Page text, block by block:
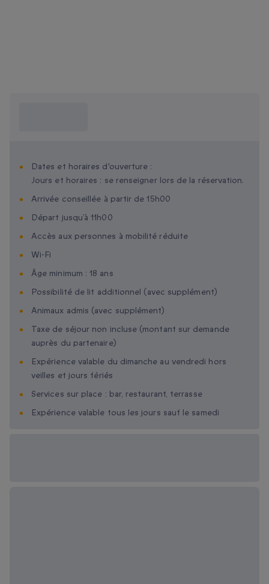
Dates et horaires d'ouverture :
Jours et horaires : se renseigner lors de la réservation.
Arrivée conseillée à partir de 15h00
Départ jusqu’à 11h00
Accès aux personnes à mobilité réduite
Wi-Fi
Âge minimum : 18 ans
Possibilité de lit additionnel (avec supplément)
Animaux admis (avec supplément)
Taxe de séjour non incluse (montant sur demande
auprès du partenaire)
Expérience valable du dimanche au vendredi hors
veilles et jours fériés
Services sur place : bar, restaurant, terrasse
Expérience valable tous les jours sauf le samedi